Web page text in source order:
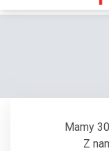
Mamy
Z